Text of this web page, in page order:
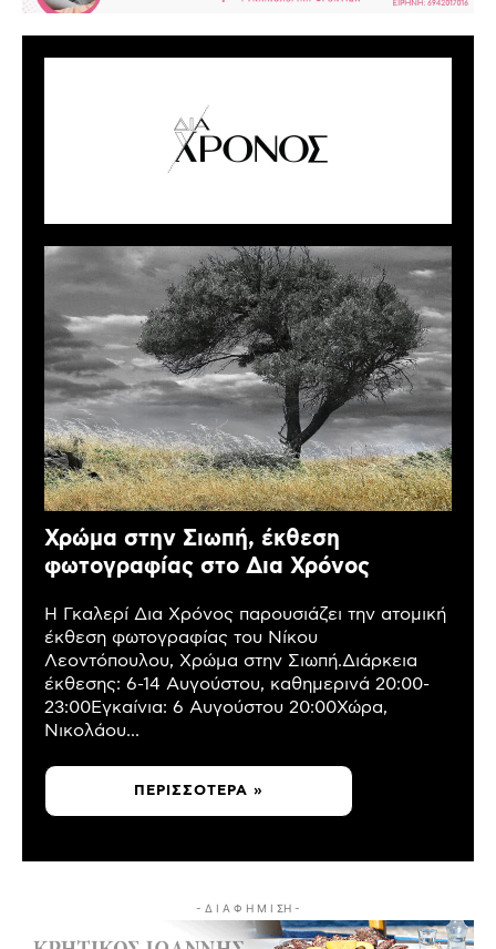
Χρώμα στην Σιωπή, έκθεση
φωτογραφίας στο Δια Χρόνος
Η Γκαλερί Δια Χρόνος παρουσιάζει την ατομική
έκθεση φωτογραφίας του Νίκου
Λεοντόπουλου, Χρώμα στην Σιωπή.Διάρκεια
έκθεσης: 6-14 Αυγούστου, καθημερινά 20:00-
23:00Εγκαίνια: 6 Αυγούστου 20:00Χώρα,
Νικολάου...
ΠΕΡΙΣΣΌΤΕΡΑ »
- Δ Ι Α Φ Η Μ Ι ΣΗ -